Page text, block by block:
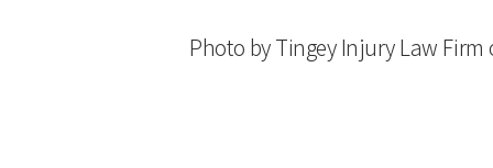
Photo by Tingey Injury Law Firm